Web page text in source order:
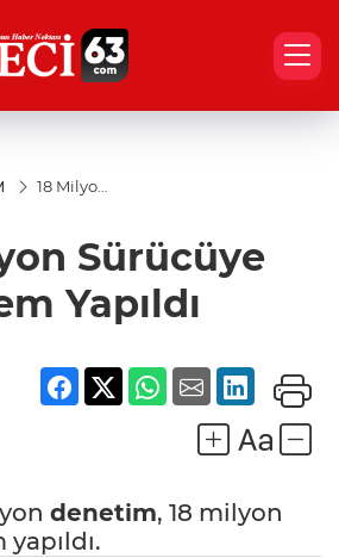
18 Milyon
YapıldıSürücüye
Yapıldı
denetim, 18 milyon